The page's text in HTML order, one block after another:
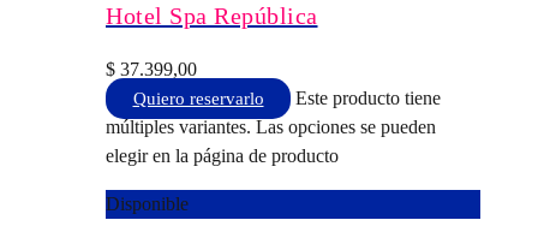
Hotel Spa República
$ 37.399,00
Quiero reservarlo
Este producto tiene
múltiples variantes. Las opciones se pueden
elegir en la página de producto
Disponible